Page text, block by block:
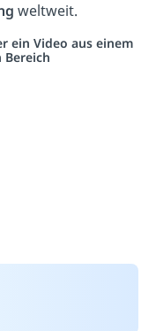
weltweit.
ein Video aus einem
Bereich